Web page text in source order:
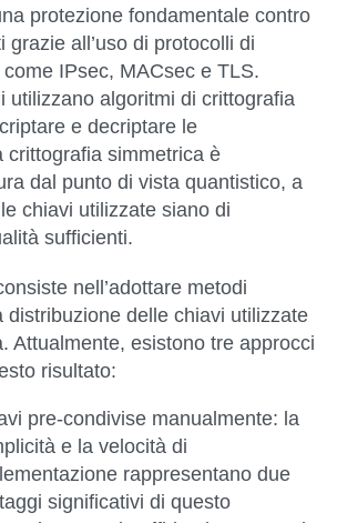
protezione fondamentale contro
grazie all’uso di protocolli di
IPsec, MACsec e TLS.
utilizzano algoritmi di crittografia
e decriptare le
crittografia simmetrica è
dal punto di vista quantistico, a
chiavi utilizzate siano di
sufficienti.
nell’adottare metodi
distribuzione delle chiavi utilizzate
Attualmente, esistono tre approcci
risultato:
pre-condivise manualmente: la
e la velocità di
rappresentano due
significativi di questo